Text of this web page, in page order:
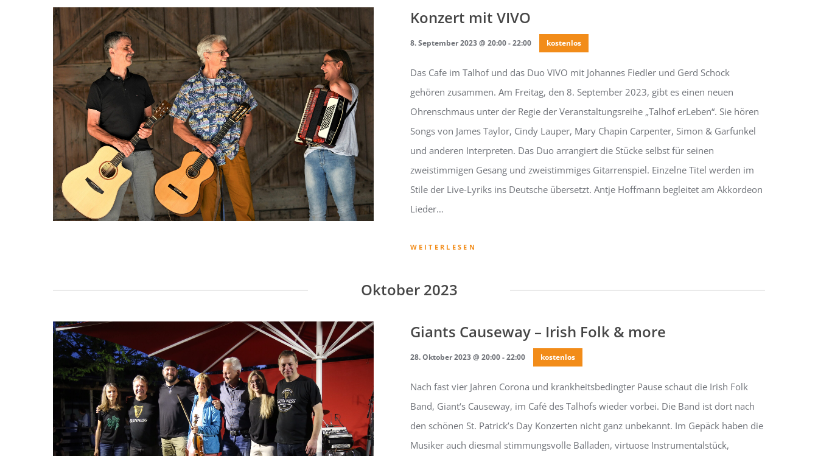
Konzert mit VIVO
8. September 2023 @ 20:00-22:00 kostenlos
Das Cafe im Talhof und das Duo VIVO mit Johannes Fiedler und Gerd Schock
gehören zusammen. Am Freitag, den 8. September 2023, gibt es einen neuen
Ohrenschmaus unter der Regie der Veranstaltungsreihe „Talhof erLeben“. Sie hören
Songs von James Taylor, Cindy Lauper, Mary Chapin Carpenter, Simon & Garfunkel
und anderen Interpreten. Das Duo arrangiert die Stücke selbst für seinen
zweistimmigen Gesang und zweistimmiges Gitarrenspiel. Einzelne Titel werden im
Stile der Live-Lyriks ins Deutsche übersetzt. Antje Hoffmann begleitet am Akkordeon
Lieder…
WEITERLESEN
Oktober 2023
Giants Causeway – Irish Folk & more
28. Oktober 2023 @ 20:00-22:00 kostenlos
Nach fast vier Jahren Corona und krankheitsbedingter Pause schaut die Irish Folk
Band, Giant‘s Causeway, im Café des Talhofs wieder vorbei. Die Band ist dort nach
den schönen St. Patrick’s Day Konzerten nicht ganz unbekannt. Im Gepäck haben die
Musiker auch diesmal stimmungsvolle Balladen, virtuose Instrumentalstück,